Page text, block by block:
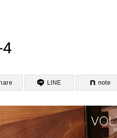
LINE note